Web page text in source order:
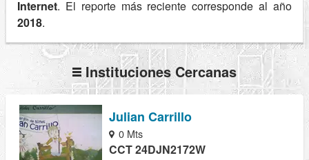
Internet. El reporte más reciente corresponde al año
2018.
Instituciones Cercanas
Julian Carrillo
0 Mts
CCT 24DJN2172W